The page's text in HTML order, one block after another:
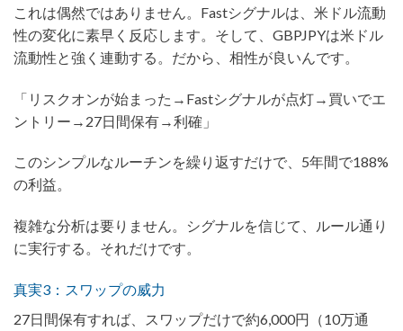
これは偶然ではありません。Fastシグナルは、米ドル流動
性の変化に素早く反応します。そして、GBPJPYは米ドル
流動性と強く連動する。だから、相性が良いんです。
「リスクオンが始まった→Fastシグナルが点灯→買いでエ
ントリー→27日間保有→利確」
このシンプルなルーチンを繰り返すだけで、5年間で188%
の利益。
複雑な分析は要りません。シグナルを信じて、ルール通り
に実行する。それだけです。
真実3：スワップの威力
27日間保有すれば、スワップだけで約6,000円（10万通